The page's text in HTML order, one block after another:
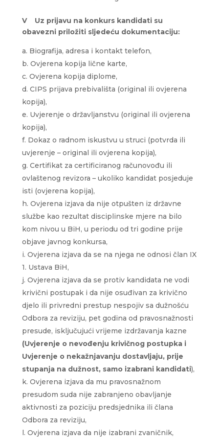
V Uz prijavu na konkurs kandidati su
obavezni priložiti sljedeću dokumentaciju:
Biografija, adresa i kontakt telefon,
Ovjerena kopija lične karte,
Ovjerena kopija diplome,
CIPS prijava prebivališta (original ili ovjerena
kopija),
Uvjerenje o državljanstvu (original ili ovjerena
kopija),
Dokaz o radnom iskustvu u struci (potvrda ili
uvjerenje – original ili ovjerena kopija),
Certifikat za certificiranog računovođu ili
ovlaštenog revizora – ukoliko kandidat posjeduje
isti (ovjerena kopija),
Ovjerena izjava da nije otpušten iz državne
službe kao rezultat disciplinske mjere na bilo
kom nivou u BiH, u periodu od tri godine prije
objave javnog konkursa,
Ovjerena izjava da se na njega ne odnosi član IX
1. Ustava BiH,
Ovjerena izjava da se protiv kandidata ne vodi
krivični postupak i da nije osuđivan za krivično
djelo ili privredni prestup nespojiv sa dužnošću
Odbora za reviziju, pet godina od pravosnažnosti
presude, isključujući vrijeme izdržavanja kazne
(Uvjerenje o nevođenju krivičnog postupka i
Uvjerenje o nekažnjavanju dostavljaju, prije
stupanja na dužnost, samo izabrani kandidati),
Ovjerena izjava da mu pravosnažnom
presudom suda nije zabranjeno obavljanje
aktivnosti za poziciju predsjednika ili člana
Odbora za reviziju,
Ovjerena izjava da nije izabrani zvaničnik,